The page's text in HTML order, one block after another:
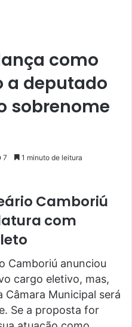
como
deputado
sobrenome
7 1 minuto de leitura
Camboriú
com
Camboriú anunciou
cargo eletivo, mas,
Câmara Municipal será
Se a proposta for